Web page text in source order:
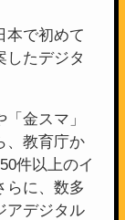
本で初めて
したデジタ
金スマ」
、教育庁か
件以上のイ
らに、数多
アデジタル